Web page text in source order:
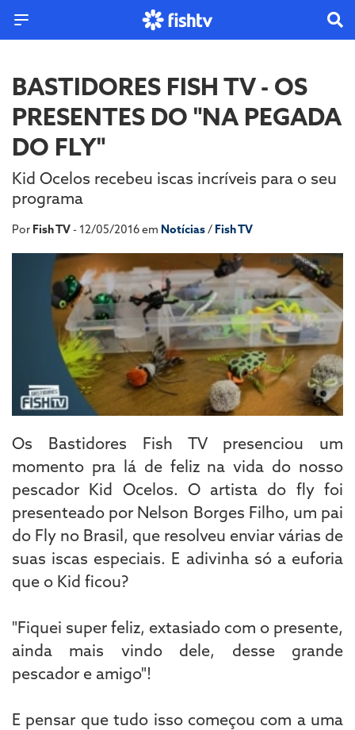
BASTIDORES FISH TV - OS
PRESENTES DO "NA PEGADA
DO FLY"
Kid Ocelos recebeu iscas incríveis para o seu
programa
Por Fish TV- 12/05/2016 em Notícias/ Fish TV
Os Bastidores Fish TV presenciou um
momento pra lá de feliz na vida do nosso
pescador Kid Ocelos. O artista do fly foi
presenteado por Nelson Borges Filho, um pai
do Fly no Brasil, que resolveu enviar várias de
suas iscas especiais. E adivinha só a euforia
que o Kid ficou?
"Fiquei super feliz, extasiado com o presente,
ainda mais vindo dele, desse grande
pescador e amigo"!
E pensar que tudo isso começou com a uma